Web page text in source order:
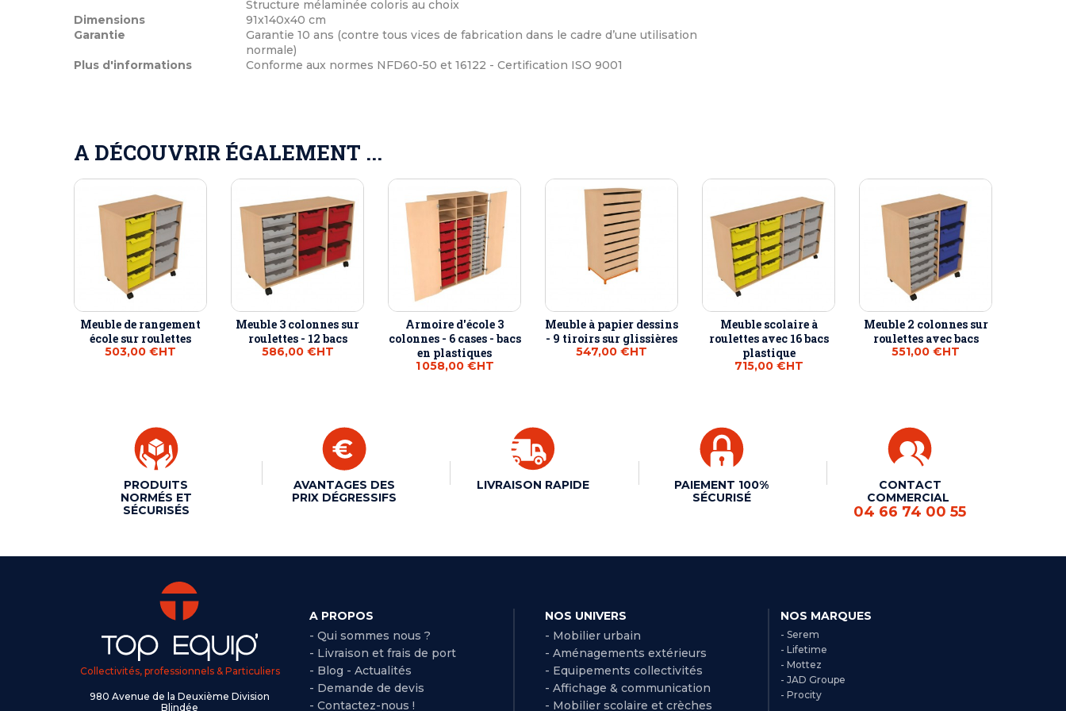
Structure mélaminée coloris au choix
Dimensions
91x140x40 cm
Garantie
Garantie 10 ans (contre tous vices de fabrication dans le cadre d’une utilisation
normale)
Plus d'informations
Conforme aux normes NFD60-50 et 16122 - Certification ISO 9001
A DÉCOUVRIR ÉGALEMENT ...
Meuble de rangement
école sur roulettes
503,00 €HT
Meuble 3 colonnes sur
roulettes - 12 bacs
586,00 €HT
Armoire d'école 3
colonnes - 6 cases - bacs
en plastiques
1 058,00 €HT
Meuble à papier dessins
- 9 tiroirs sur glissières
547,00 €HT
Meuble scolaire à
roulettes avec 16 bacs
plastique
715,00 €HT
Meuble 2 colonnes sur
roulettes avec bacs
551,00 €HT
PRODUITS
NORMÉS ET
SÉCURISÉS
AVANTAGES DES
PRIX DÉGRESSIFS
LIVRAISON RAPIDE
PAIEMENT 100%
SÉCURISÉ
CONTACT
COMMERCIAL
04 66 74 00 55
Collectivités, professionnels & Particuliers
980 Avenue de la Deuxième Division
Blindée
A PROPOS
- Qui sommes nous ?
- Livraison et frais de port
- Blog - Actualités
- Demande de devis
- Contactez-nous !
NOS UNIVERS
- Mobilier urbain
- Aménagements extérieurs
- Equipements collectivités
- Affichage & communication
- Mobilier scolaire et crèches
NOS MARQUES
- Serem
- Lifetime
- Mottez
- JAD Groupe
- Procity